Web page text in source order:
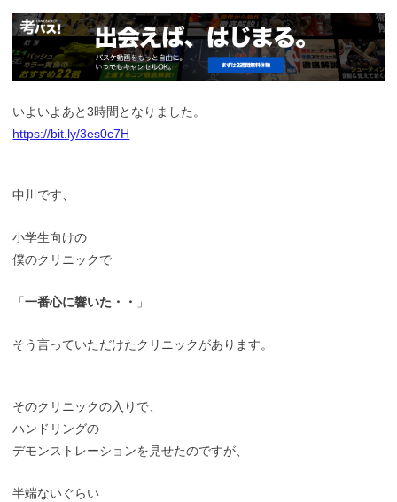
いよいよあと3時間となりました。
https://bit.ly/3es0c7H
中川です、
小学生向けの
僕のクリニックで
「一番心に響いた・・ 」
そう言っていただけたクリニックがあります。
そのクリニックの入りで、
ハンドリングの
デモンストレーションを見せたのですが、
半端ないぐらい